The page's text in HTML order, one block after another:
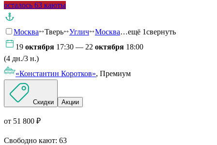
осталось 63 каюты
Москва Тверь Углич Москва…ещё 1свернуть
19 октября 17:30 — 22 октября 18:00
(4 дн./3 н.)
«Константин Коротков», Премиум
Скидки Акции
от 51 800 ₽
Свободно кают: 63